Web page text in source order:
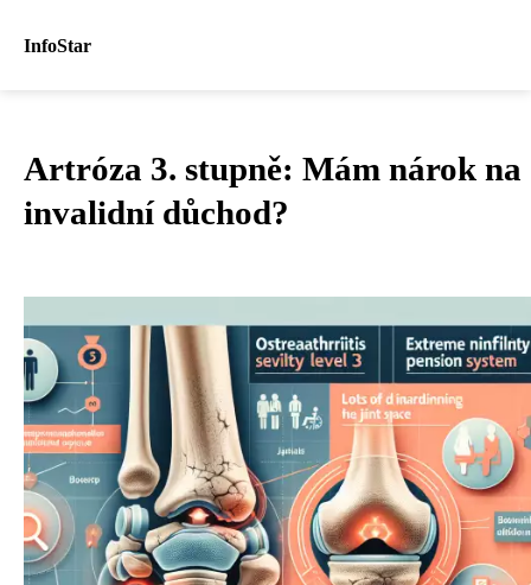
InfoStar
Artróza 3. stupně: Mám nárok na
invalidní důchod?